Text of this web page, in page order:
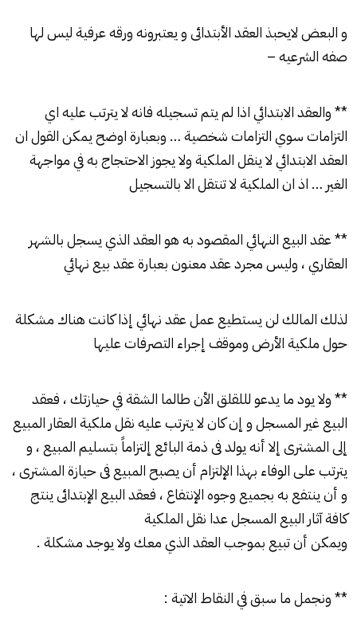
و البعض لايحبذ العقد الأبتدائى و يعتبرونه ورقه عرفية ليس لها
صفه الشرعيه –
** والعقد الابتدائي اذا لم يتم تسجيله فانه لا يترتب عليه اي
التزامات سوي التزامات شخصية … وبعبارة اوضح يمكن القول ان
العقد الابتدائي لا ينقل الملكية ولا يجوز الاحتجاج به في مواجهة
الغير … اذ ان الملكية لا تنتقل الا بالتسجيل
** عقد البيع النهائي المقصود به هو العقد الذي يسجل بالشهر
العقاري ، وليس مجرد عقد معنون بعبارة عقد بيع نهائي
لذلك المالك لن يستطيع عمل عقد نهائي إذا كانت هناك مشكلة
حول ملكية الأرض وموقف إجراء التصرفات عليها
** ولا يود ما يدعو لللقلق الأن طالما الشقة في حيازتك ، فعقد
البيع غير المسجل و إن كان لا يترتب عليه نقل ملكية العقار المبيع
إلى المشترى إلا أنه يولد فى ذمة البائع إلتزاماً بتسليم المبيع ، و
يترتب على الوفاء بهذا الإلتزام أن يصبح المبيع فى حيازة المشترى ،
و أن ينتفع به بجميع وجوه الإنتفاع ، فعقد البيع الإبتدائى ينتج
كافة آثار البيع المسجل عدا نقل الملكية
ويمكن أن تبيع بموجب العقد الذي معك ولا يوجد مشكلة .
** ونجمل ما سبق في النقاط الاتية :